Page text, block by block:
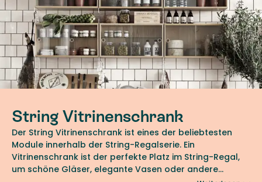
String Vitrinenschrank
Der String Vitrinenschrank ist eines der beliebtesten
Module innerhalb der String-Regalserie. Ein
Vitrinenschrank ist der perfekte Platz im String-Regal,
um schöne Gläser, elegante Vasen oder andere